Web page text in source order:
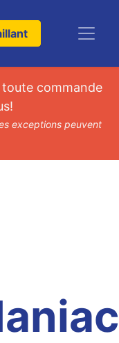
commande
exceptions peuvent